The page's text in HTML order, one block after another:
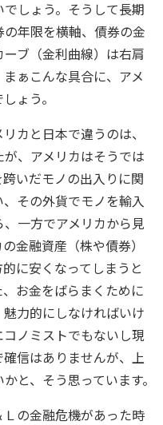
しょう。そうして長期
年限を横軸、債券の金
ブ（金利曲線）は右肩
ぁこんな具合に、アメ
ょう。
カと日本で違うのは、
、アメリカはそうでは
いだモノの出入りに関
その外貨でモノを輸入
一方でアメリカから見
金融資産（株や債券）
に安くなってしまうと
お金をばらまくために
力的にしなければいけ
ノミストでもないし現
信はありませんが、上
と、そう思っています。
の金融危機があった時